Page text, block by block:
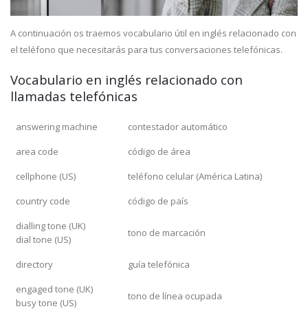
A continuación os traemos vocabulario útil en inglés relacionado con
el teléfono que necesitarás para tus conversaciones telefónicas.
Vocabulario en inglés relacionado con
llamadas telefónicas
answering machine
contestador automático
area code
código de área
cellphone (US)
teléfono celular (América Latina)
country code
código de país
dialling tone (UK)
dial tone (US)
tono de marcación
directory
guía telefónica
engaged tone (UK)
busy tone (US)
tono de línea ocupada